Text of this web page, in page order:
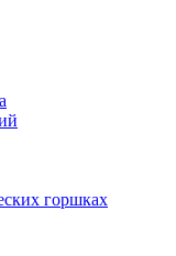
горшках